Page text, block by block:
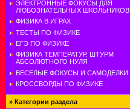
ЭЛЕКТРОННЫЕ ФОКУСЫ ДЛЯ
ЛЮБОЗНАТЕЛЬНЫХ ШКОЛЬНИКОВ
ФИЗИКА В ИГРАХ
ТЕСТЫ ПО ФИЗИКЕ
ЕГЭ ПО ФИЗИКЕ
ФИЗИКА ТЕМПЕРАТУР. ШТУРМ
АБСОЛЮТНОГО НУЛЯ
ВЕСЕЛЫЕ ФОКУСЫ И САМОДЕЛКИ
КРОССВОРДЫ ПО ФИЗИКЕ
» Категории раздела